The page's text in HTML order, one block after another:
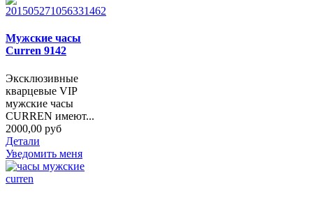
Мужские часы
Curren 9142
Эксклюзивные
кварцевые VIP
мужские часы
CURREN имеют...
2000,00 руб
Детали
Уведомить меня